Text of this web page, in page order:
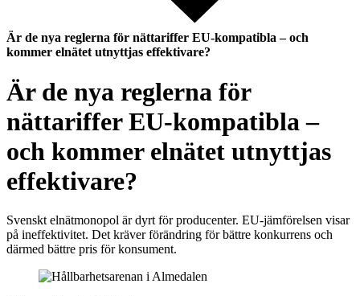
Är de nya reglerna för nättariffer EU-kompatibla – och
kommer elnätet utnyttjas effektivare?
Är de nya reglerna för
nättariffer EU-kompatibla –
och kommer elnätet utnyttjas
effektivare?
Svenskt elnätmonopol är dyrt för producenter. EU-jämförelsen visar
på ineffektivitet. Det kräver förändring för bättre konkurrens och
därmed bättre pris för konsument.